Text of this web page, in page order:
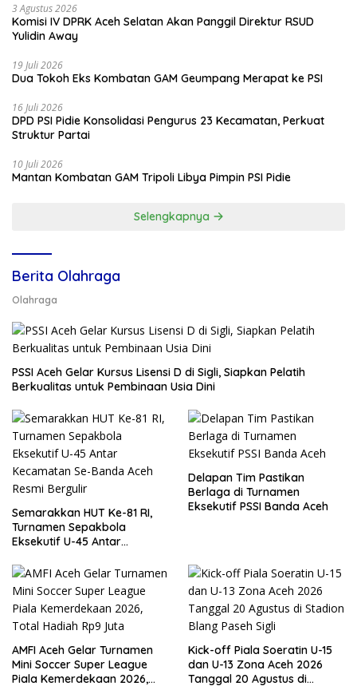
3 Agustus 2026
Komisi IV DPRK Aceh Selatan Akan Panggil Direktur RSUD
Yulidin Away
19 Juli 2026
Dua Tokoh Eks Kombatan GAM Geumpang Merapat ke PSI
16 Juli 2026
DPD PSI Pidie Konsolidasi Pengurus 23 Kecamatan, Perkuat
Struktur Partai
10 Juli 2026
Mantan Kombatan GAM Tripoli Libya Pimpin PSI Pidie
Selengkapnya
Berita Olahraga
Olahraga
PSSI Aceh Gelar Kursus Lisensi D di Sigli, Siapkan Pelatih
Berkualitas untuk Pembinaan Usia Dini
Semarakkan HUT Ke-81 RI,
Turnamen Sepakbola
Eksekutif U-45 Antar
Resmi Bergulir
Delapan Tim Pastikan
Berlaga di Turnamen
Eksekutif PSSI Banda Aceh
AMFI Aceh Gelar Turnamen
Mini Soccer Super League
Piala Kemerdekaan 2026,
Kick-off Piala Soeratin U-15
dan U-13 Zona Aceh 2026
Tanggal 20 Agustus di